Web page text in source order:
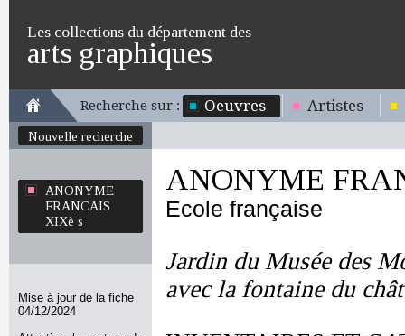
Les collections du département des
arts graphiques
Recherche sur : Oeuvres Artistes
Nouvelle recherche
ANONYME
FRANCAIS
XIXè s
Mise à jour de la fiche
04/12/2024
ANONYME
Ecole française
Jardin du Musée des
avec la fontaine du